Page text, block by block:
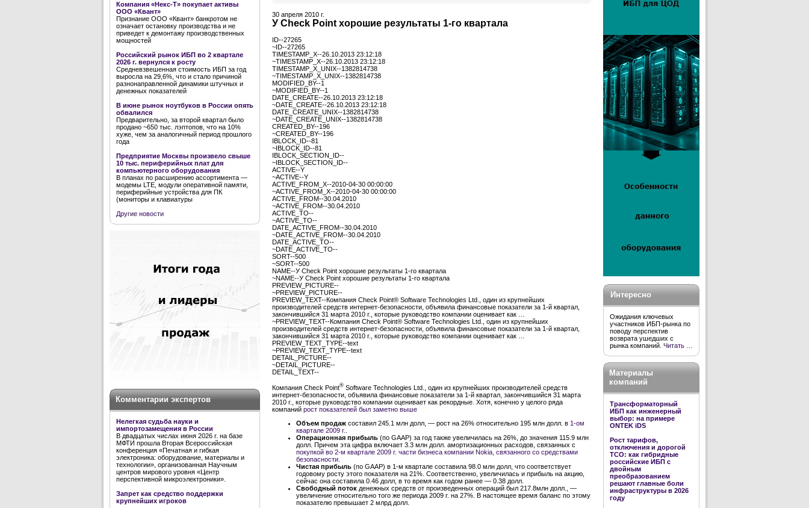
Компания «Некс-Т» покупает активы
ООО «Квант»
Признание ООО «Квант» банкротом не
означает остановку производства и не
приведет к демонтажу производственных
мощностей
Российский рынок ИБП во 2 квартале
2026 г. вернулся к росту
Средневзвешенная стоимость ИБП за год
выросла на 29,6%, что и стало причиной
разнонаправленной динамики штучных и
денежных показателей
В июне рынок ноутбуков в России опять
обвалился
Предварительно, за второй квартал было
продано ~650 тыс. лэптопов, что на 10%
хуже, чем за аналогичный период прошлого
года
Предприятие Москвы произвело свыше
10 тыс. периферийных плат для
компьютерного оборудования
В планах по расширению ассортимента —
модемы LTE, модули оперативной памяти,
периферийные устройства для ПК
(мониторы и клавиатуры
Другие новости
Комментарии экспертов
Нелегкая судьба науки и
импортозамещения в России
В двадцатых числах июня 2026 г. на базе
МФТИ прошла Вторая Всероссийская
конференция «Печатная и гибкая
электроника: оборудование, материалы и
технологии», организованная Научным
центров мирового уровня «Центр
перспективной микроэлектроники».
Запрет как средство поддержки
крупнейших игроков
30 апреля 2010 г.
У Check Point хорошие результаты 1-го квартала
ID--27265
~ID--27265
TIMESTAMP_X--26.10.2013 23:12:18
~TIMESTAMP_X--26.10.2013 23:12:18
TIMESTAMP_X_UNIX--1382814738
~TIMESTAMP_X_UNIX--1382814738
MODIFIED_BY--1
~MODIFIED_BY--1
DATE_CREATE--26.10.2013 23:12:18
~DATE_CREATE--26.10.2013 23:12:18
DATE_CREATE_UNIX--1382814738
~DATE_CREATE_UNIX--1382814738
CREATED_BY--196
~CREATED_BY--196
IBLOCK_ID--81
~IBLOCK_ID--81
IBLOCK_SECTION_ID--
~IBLOCK_SECTION_ID--
ACTIVE--Y
~ACTIVE--Y
ACTIVE_FROM_X--2010-04-30 00:00:00
~ACTIVE_FROM_X--2010-04-30 00:00:00
ACTIVE_FROM--30.04.2010
~ACTIVE_FROM--30.04.2010
ACTIVE_TO--
~ACTIVE_TO--
DATE_ACTIVE_FROM--30.04.2010
~DATE_ACTIVE_FROM--30.04.2010
DATE_ACTIVE_TO--
~DATE_ACTIVE_TO--
SORT--500
~SORT--500
NAME--У Check Point хорошие результаты 1-го квартала
~NAME--У Check Point хорошие результаты 1-го квартала
PREVIEW_PICTURE--
~PREVIEW_PICTURE--
PREVIEW_TEXT--Компания Check Point® Software Technologies Ltd., один из крупнейших
производителей средств интернет-безопасности, объявила финансовые показатели за 1-й квартал,
закончившийся 31 марта 2010 г., которые руководство компании оценивает как …
~PREVIEW_TEXT--Компания Check Point® Software Technologies Ltd., один из крупнейших
производителей средств интернет-безопасности, объявила финансовые показатели за 1-й квартал,
закончившийся 31 марта 2010 г., которые руководство компании оценивает как …
PREVIEW_TEXT_TYPE--text
~PREVIEW_TEXT_TYPE--text
DETAIL_PICTURE--
~DETAIL_PICTURE--
DETAIL_TEXT--
Компания Check Point® Software Technologies Ltd., один из крупнейших производителей средств
интернет-безопасности, объявила финансовые показатели за 1-й квартал, закончившийся 31 марта
2010 г., которые руководство компании оценивает как рекордные. Хотя, конечно у целого ряда
компаний рост показателей был заметно выше
Объем продаж составил 245.1 млн долл, — рост на 26% относительно 195 млн долл. в 1-ом
квартале 2009 г.
Операционная прибыль (по GAAP) за год также увеличилась на 26%, до значения 115.9 млн
долл. Причем эта цифра включает 3.3 млн долл. амортизационных расходов, связанных с
покупкой во 2-м квартале 2009 г. части бизнеса компании Nokia, связанного со средствами
безопасности
Чистая прибыль (по GAAP) в 1-м квартале составила 98.0 млн долл, что соответствует
годовому росту этого показателя на 21%. Соответственно, увеличилась и прибыль на акцию,
сейчас она составила 0.46 долл, в то время как годом ранее — 0.38 долл.
Свободный поток денежных средств от произведенных операций был 217.8млн долл., —
увеличение относительно того же периода 2009 г. на 27%. В настоящее время баланс по этому
показателю превышает 2 млрд долл.
Интересно
Ожидания ключевых
участников ИБП-рынка по
поводу перспектив
возврата ушедших с
рынка компаний. Читать …
Материалы
компаний
Трансформаторный
ИБП как инженерный
выбор: на примере
ONTEK iDS
Рост тарифов,
отключения и дорогой
TCO: как гибридные
российские ИБП с
двойным
преобразованием
решают главные боли
инфраструктуры в 2026
году